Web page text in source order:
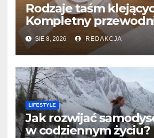
Rodzaje taśm
Kompletny
różnych typach taśm
SIE 8, 2026 REDAKCJA
LIFESTYLE
Jak rozwijać
w codziennym życiu?